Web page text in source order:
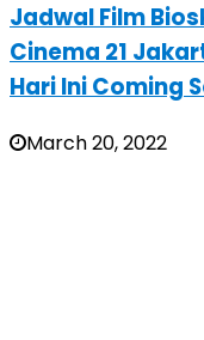
Jadwal Film
Cinema 21
Hari Ini Coming
March 20, 2022